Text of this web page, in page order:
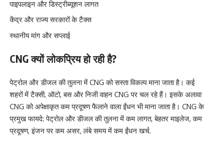
पाइपलाइन और डिस्ट्रीब्यूशन लागत
केंद्र और राज्य सरकारों के टैक्स
स्थानीय मांग और सप्लाई
CNG क्यों लोकप्रिय हो रही है?
पेट्रोल और डीजल की तुलना में CNG को सस्ता विकल्प माना जाता है। कई
शहरों में टैक्सी, ऑटो, बस और निजी वाहन CNG पर चल रहे हैं। इसके अलावा
CNG को अपेक्षाकृत कम प्रदूषण फैलाने वाला ईंधन भी माना जाता है। CNG के
प्रमुख फायदे: पेट्रोल और डीजल की तुलना में कम लागत, बेहतर माइलेज, कम
प्रदूषण, इंजन पर कम असर, लंबे समय में कम ईंधन खर्च.